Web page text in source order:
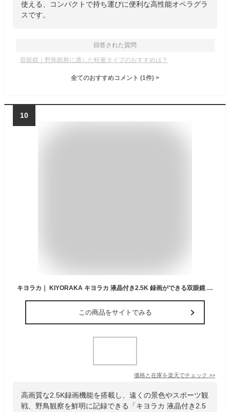
使える、コンパクトで持ち運びに便利な高性能オペラグラ
スです。
回答された質問
双眼鏡｜野鳥観察に適した軽量タイプのおすすめは？
全てのおすすめコメント (1件) >
10
キヨラカ｜ KIYORAKA キヨラカ 液晶付き2.5K 録画ができる双眼鏡 DX-R01
この商品をサイトでみる
価格と在庫を楽天でチェック >>
高画質な2.5K録画機能を搭載し、遠くの景色やスポーツ観
戦、野鳥観察を鮮明に記録できる「キヨラカ 液晶付き2.5